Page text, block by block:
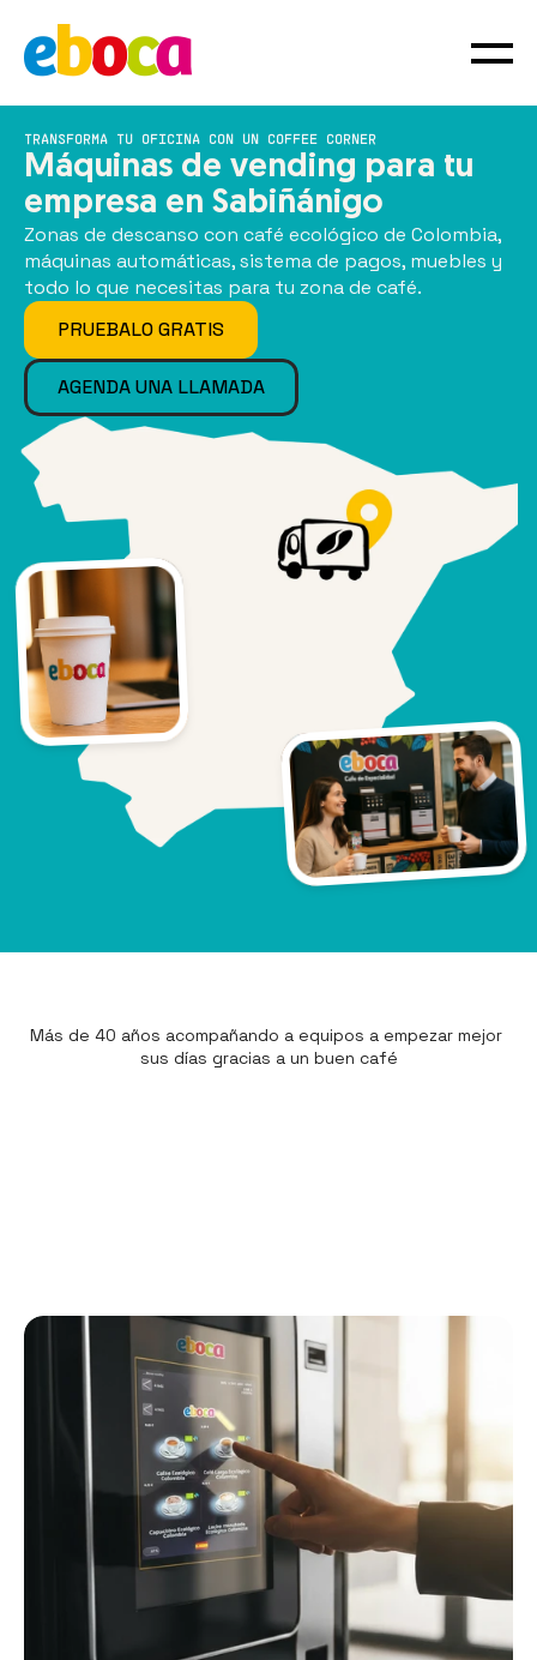
TRANSFORMA TU OFICINA CON UN COFFEE CORNER
Máquinas de vending para tu
empresa en Sabiñánigo
Zonas de descanso con café ecológico de Colombia,
máquinas automáticas, sistema de pagos, muebles y
todo lo que necesitas para tu zona de café.
PRUEBALO GRATIS
AGENDA UNA LLAMADA
Más de 40 años acompañando a equipos a empezar mejor
sus días gracias a un buen café